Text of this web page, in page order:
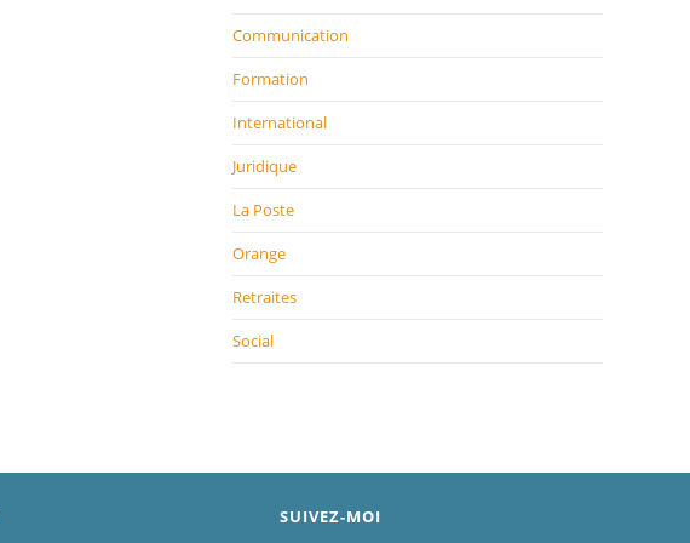
Communication
Formation
International
Juridique
La Poste
Orange
Retraites
Social
SUIVEZ-MOI